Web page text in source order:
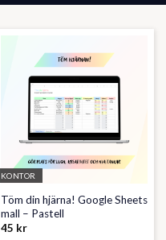
KONTOR
Töm din hjärna! Google Sheets
mall – Pastell
45 kr